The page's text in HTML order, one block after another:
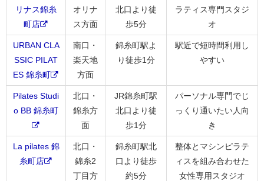
リナス錦糸
町店
オリナ
ス方面
北口より徒
歩5分
ラティス専門スタジ
オ
URBAN CLA
SSIC PILAT
ES 錦糸町
南口・
楽天地
方面
錦糸町駅よ
り徒歩1分
駅近で短時間利用し
やすい
Pilates Studi
o BB 錦糸町
北口・
錦糸方
面
JR錦糸町駅
北口より徒
歩1分
パーソナル専門でじ
っくり通いたい人向
き
La pilates 錦
糸町店
北口・
錦糸2
丁目方
錦糸町駅北
口より徒歩
約5分
整体とマシンピラテ
ィスを組み合わせた
女性専用スタジオ